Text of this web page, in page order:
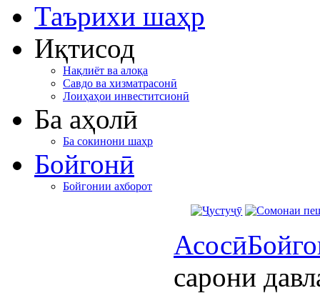
Таърихи шаҳр
Иқтисод
Нақлиёт ва алоқа
Савдо ва хизматрасонӣ
Лоиҳаҳои инвеститсионӣ
Ба аҳолӣ
Ба сокинони шаҳр
Бойгонӣ
Бойгонии ахборот
Асосӣ
сарони